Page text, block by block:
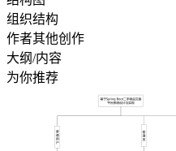
组织结构
作者其他创作
大纲/内容
为你推荐